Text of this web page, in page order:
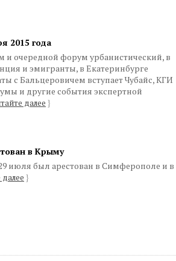
2015 года
очередной форум урбанистический, в
и эмигранты, в Екатеринбурге
с Бальцеровичем вступает Чубайс, КГИ
и другие события экспертной
далее }
в Крыму
июля был арестован в Симферополе и в
}